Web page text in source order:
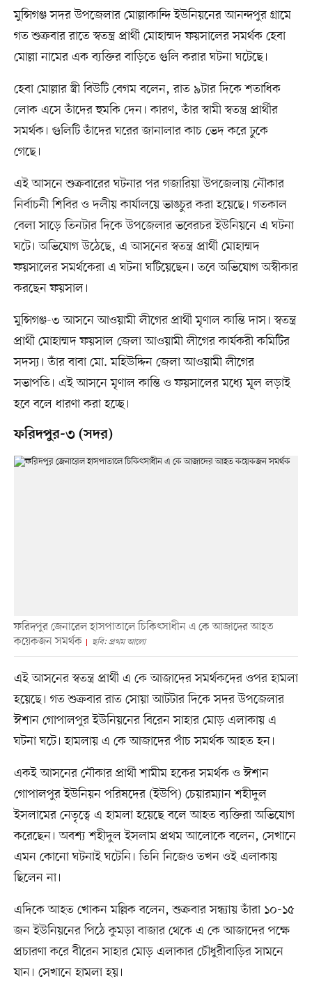
মুন্সিগঞ্জ সদর উপজেলার মোল্লাকান্দি ইউনিয়নের আনন্দপুর গ্রামে
গত শুক্রবার রাতে স্বতন্ত্র প্রার্থী মোহাম্মদ ফয়সালের সমর্থক হেবা
মোল্লা নামের এক ব্যক্তির বাড়িতে গুলি করার ঘটনা ঘটেছে।
হেবা মোল্লার স্ত্রী বিউটি বেগম বলেন, রাত ৯টার দিকে শতাধিক
লোক এসে তাঁদের হুমকি দেন। কারণ, তাঁর স্বামী স্বতন্ত্র প্রার্থীর
সমর্থক। গুলিটি তাঁদের ঘরের জানালার কাচ ভেদ করে ঢুকে
গেছে।
এই আসনে শুক্রবারের ঘটনার পর গজারিয়া উপজেলায় নৌকার
নির্বাচনী শিবির ও দলীয় কার্যালয়ে ভাঙচুর করা হয়েছে। গতকাল
বেলা সাড়ে তিনটার দিকে উপজেলার ভবেরচর ইউনিয়নে এ ঘটনা
ঘটে। অভিযোগ উঠেছে, এ আসনের স্বতন্ত্র প্রার্থী মোহাম্মদ
ফয়সালের সমর্থকেরা এ ঘটনা ঘটিয়েছেন। তবে অভিযোগ অস্বীকার
করছেন ফয়সাল।
মুন্সিগঞ্জ-৩ আসনে আওয়ামী লীগের প্রার্থী মৃণাল কান্তি দাস। স্বতন্ত্র
প্রার্থী মোহাম্মদ ফয়সাল জেলা আওয়ামী লীগের কার্যকরী কমিটির
সদস্য। তাঁর বাবা মো. মহিউদ্দিন জেলা আওয়ামী লীগের
সভাপতি। এই আসনে মৃণাল কান্তি ও ফয়সালের মধ্যে মূল লড়াই
হবে বলে ধারণা করা হচ্ছে।
ফরিদপুর-৩ (সদর)
ফরিদপুর জেনারেল হাসপাতালে চিকিৎসাধীন এ কে আজাদের আহত
কয়েকজন সমর্থক
ছবি: প্রথম আলো
এই আসনের স্বতন্ত্র প্রার্থী এ কে আজাদের সমর্থকদের ওপর হামলা
হয়েছে। গত শুক্রবার রাত সোয়া আটটার দিকে সদর উপজেলার
ঈশান গোপালপুর ইউনিয়নের বিরেন সাহার মোড় এলাকায় এ
ঘটনা ঘটে। হামলায় এ কে আজাদের পাঁচ সমর্থক আহত হন।
একই আসনের নৌকার প্রার্থী শামীম হকের সমর্থক ও ঈশান
গোপালপুর ইউনিয়ন পরিষদের (ইউপি) চেয়ারম্যান শহীদুল
ইসলামের নেতৃত্বে এ হামলা হয়েছে বলে আহত ব্যক্তিরা অভিযোগ
করেছেন। অবশ্য শহীদুল ইসলাম প্রথম আলোকে বলেন, সেখানে
এমন কোনো ঘটনাই ঘটেনি। তিনি নিজেও তখন ওই এলাকায়
ছিলেন না।
এদিকে আহত খোকন মল্লিক বলেন, শুক্রবার সন্ধ্যায় তাঁরা ১০-১৫
জন ইউনিয়নের পিঠে কুমড়া বাজার থেকে এ কে আজাদের পক্ষে
প্রচারণা করে বীরেন সাহার মোড় এলাকার চৌধুরীবাড়ির সামনে
যান। সেখানে হামলা হয়।